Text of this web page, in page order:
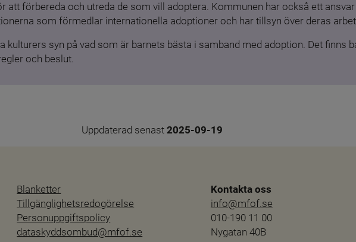
att förbereda och utreda de som vill adoptera. Kommunen har också ett
som förmedlar internationella adoptioner och har tillsyn över deras
kulturers syn på vad som är barnets bästa i samband med adoption. Det finns
och beslut.
Uppdaterad senast 2025-09-19
Blanketter
Tillgänglighetsredogörelse
Personuppgiftspolicy
dataskyddsombud@mfof.se
Kontakta oss
info@mfof.se
010-190 11 00
Nygatan 40B